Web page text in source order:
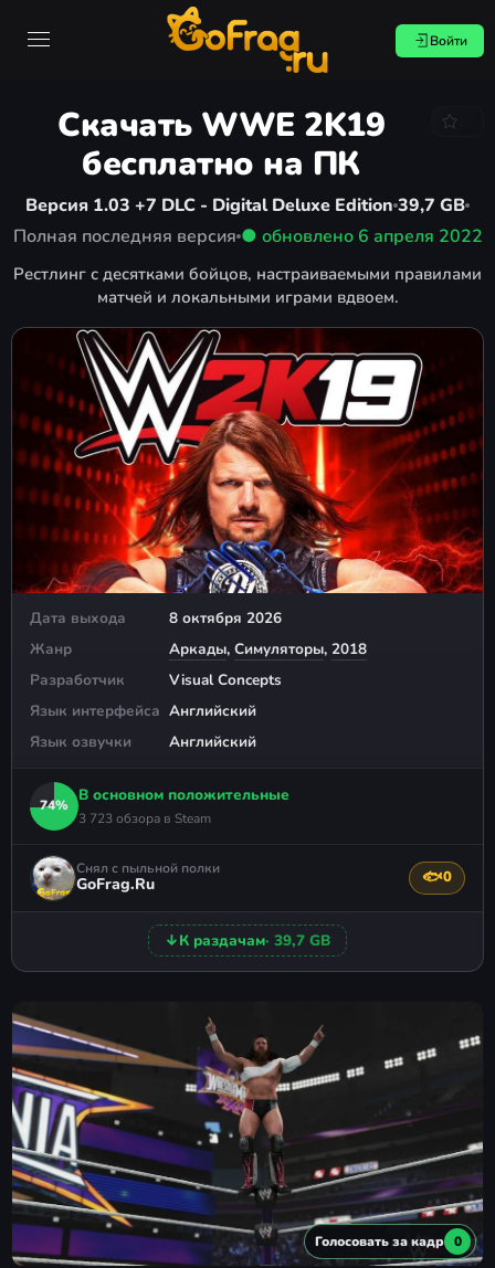
Войти
Скачать WWE 2K19
бесплатно на ПК
Версия 1.03 +7 DLC - Digital Deluxe Edition 39,7 GB
Полная последняя версия ● обновлено 6 апреля 2022
Рестлинг с десятками бойцов, настраиваемыми правилами
матчей и локальными играми вдвоем.
Дата выхода
8 октября 2026
Жанр
Аркады, Симуляторы, 2018
Разработчик
Visual Concepts
Язык интерфейса Английский
Язык озвучки
Английский
74%
В основном положительные
3 723 обзора в Steam
Снял с пыльной полки
GoFrag.Ru 🐟0
↓К раздачам· 39,7 GB
Голосовать за кадр 0